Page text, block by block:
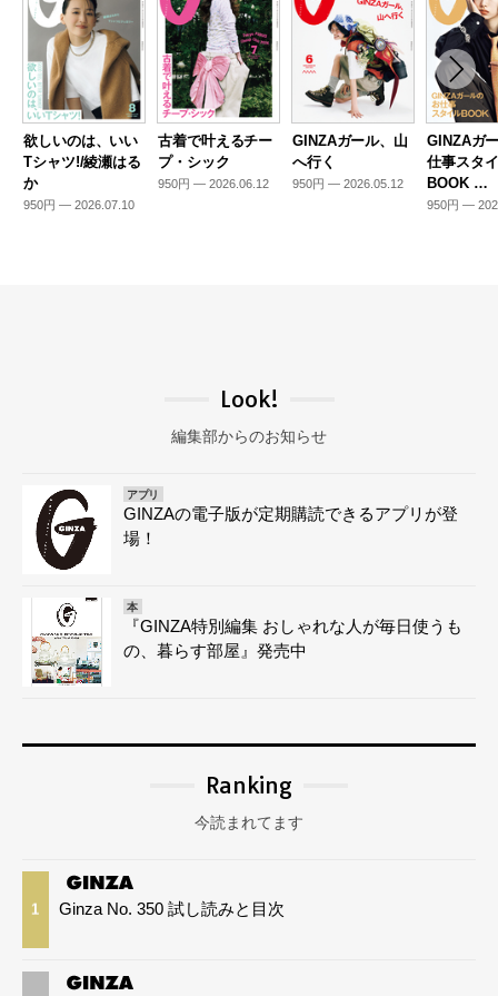
欲しいのは、いい
Tシャツ!/綾瀬はる
か
950円 — 2026.07.10
古着で叶えるチー
プ・シック
950円 — 2026.06.12
GINZAガール、山
へ行く
950円 — 2026.05.12
GINZAガ
仕事スタ
BOOK …
950円 —
Look!
編集部からのお知らせ
アプリ
GINZAの電子版が定期購読できるアプリが登
場！
本
『GINZA特別編集 おしゃれな人が毎日使うも
の、暮らす部屋』発売中
Ranking
今読まれてます
1 Ginza No. 350 試し読みと目次